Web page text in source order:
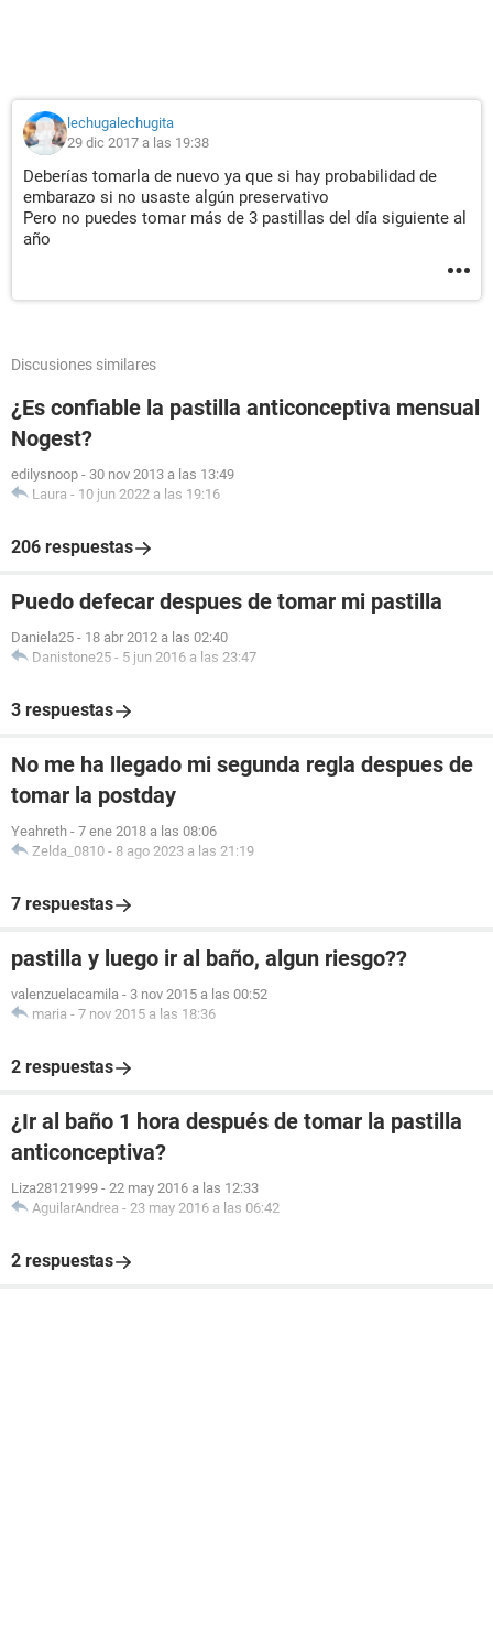
lechugalechugita
29 dic 2017 a las 19:38
Deberías tomarla de nuevo ya que si hay probabilidad de
embarazo si no usaste algún preservativo
Pero no puedes tomar más de 3 pastillas del día siguiente al
año
Discusiones similares
¿Es confiable la pastilla anticonceptiva mensual
Nogest?
edilysnoop - 30 nov 2013 a las 13:49
Laura - 10 jun 2022 a las 19:16
206 respuestas
Puedo defecar despues de tomar mi pastilla
Daniela25 - 18 abr 2012 a las 02:40
Danistone25 - 5 jun 2016 a las 23:47
3 respuestas
No me ha llegado mi segunda regla despues de
tomar la postday
Yeahreth - 7 ene 2018 a las 08:06
Zelda_0810 - 8 ago 2023 a las 21:19
7 respuestas
pastilla y luego ir al baño, algun riesgo??
valenzuelacamila - 3 nov 2015 a las 00:52
maria - 7 nov 2015 a las 18:36
2 respuestas
¿Ir al baño 1 hora después de tomar la pastilla
anticonceptiva?
Liza28121999 - 22 may 2016 a las 12:33
AguilarAndrea - 23 may 2016 a las 06:42
2 respuestas